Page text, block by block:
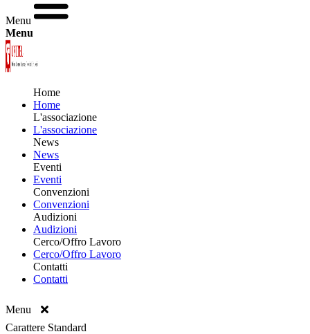
Menu
Menu
Home
Home
L'associazione
L'associazione
News
News
Eventi
Eventi
Convenzioni
Convenzioni
Audizioni
Audizioni
Cerco/Offro Lavoro
Cerco/Offro Lavoro
Contatti
Contatti
Menu
Carattere Standard